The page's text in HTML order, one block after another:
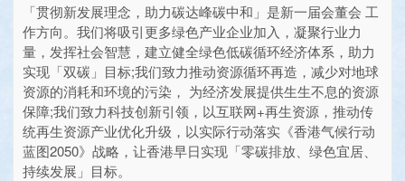
「贯彻新发展理念，助力碳达峰碳中和」是新一届会董会 工
作方向。我们将吸引更多绿色产业企业加入，凝聚行业力
量，发挥社会智慧，建立健全绿色低碳循环经济体系，助力
实现「双碳」目标;我们致力推动资源循环再造，减少对地球
资源的消耗和环境的污染， 为经济发展提供生生不息的资源
保障;我们致力科技创新引领，以互联网+再生资源，推动传
统再生资源产业优化升级，以实际行动落实《香港气候行动
蓝图2050》战略，让香港早日实现「零碳排放、绿色宜居、
持续发展」目标。